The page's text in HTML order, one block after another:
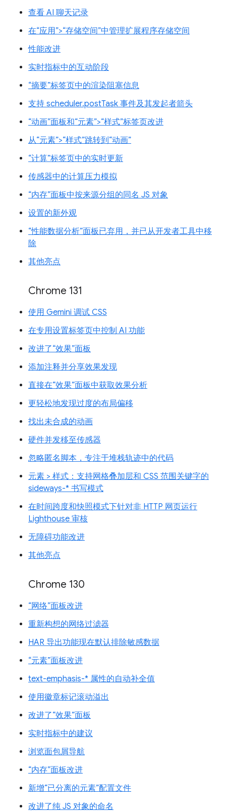
查看 AI 聊天记录
在“应用”>“存储空间”中管理扩展程序存储空间
性能改进
实时指标中的互动阶段
“摘要”标签页中的渲染阻塞信息
支持 scheduler.postTask 事件及其发起者箭头
“动画”面板和“元素”>“样式”标签页改进
从“元素”>“样式”跳转到“动画”
“计算”标签页中的实时更新
传感器中的计算压力模拟
“内存”面板中按来源分组的同名 JS 对象
设置的新外观
“性能数据分析”面板已弃用，并已从开发者工具中移
除
其他亮点
Chrome 131
使用 Gemini 调试 CSS
在专用设置标签页中控制 AI 功能
改进了“效果”面板
添加注释并分享效果发现
直接在“效果”面板中获取效果分析
更轻松地发现过度的布局偏移
找出未合成的动画
硬件并发移至传感器
忽略匿名脚本，专注于堆栈轨迹中的代码
元素 > 样式：支持网格叠加层和 CSS 范围关键字的
sideways-* 书写模式
在时间跨度和快照模式下针对非 HTTP 网页运行
Lighthouse 审核
无障碍功能改进
其他亮点
Chrome 130
“网络”面板改进
重新构想的网络过滤器
HAR 导出功能现在默认排除敏感数据
“元素”面板改进
text-emphasis-* 属性的自动补全值
使用徽章标记滚动溢出
改进了“效果”面板
实时指标中的建议
浏览面包屑导航
“内存”面板改进
新增“已分离的元素”配置文件
改进了纯 JS 对象的命名